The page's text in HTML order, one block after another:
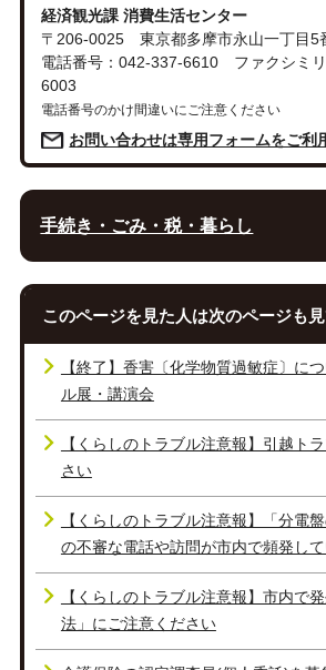
経済観光課 消費生活センター
〒206-0025 東京都多摩市永山一丁目
電話番号：042-337-6610 ファクシミ
6003
電話番号のかけ間違いにご注意ください
お問い合わせは専用フォームをご利
手続き・ごみ・税・暮らし
このページを見た人は次のページも
【終了】香害〔化学物質過敏症〕に
ル展・講演会
【くらしのトラブル注意報】引越ト
さい
【くらしのトラブル注意報】「分電
の不審な電話や訪問が市内で頻発し
【くらしのトラブル注意報】市内で
法」にご注意ください